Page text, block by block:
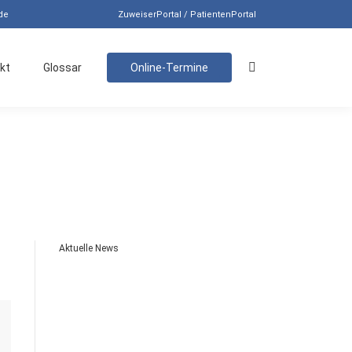
ZuweiserPortal / PatientenPortal
Glossar Online-Termine Search:
Aktuelle News